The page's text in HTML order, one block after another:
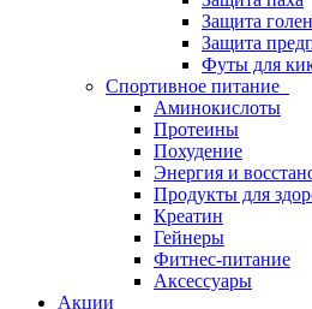
Защита
Защита
Футы для
Спортивное питание
Аминокислоты
Протеины
Похудение
Энергия и
Продукты для
Креатин
Гейнеры
Фитнес-питание
Аксессуары
Акции